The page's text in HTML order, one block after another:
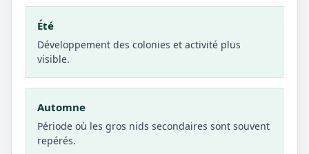
Été
Développement des colonies et activité plus
visible.
Automne
Période où les gros nids secondaires sont souvent
repérés.